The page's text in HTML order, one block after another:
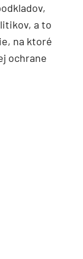
a to
na ktoré
ochrane